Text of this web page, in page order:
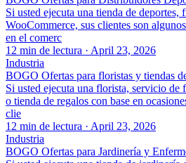
Si usted ejecuta una tienda de deportes,
WooCommerce, sus clientes son
en el comerc
12 min de lectura · April 23, 2026
Industria
BOGO Ofertas para floristas y tiendas
Si usted ejecuta una florista, servicio de
o tienda de regalos con base en
clie
12 min de lectura · April 23, 2026
Industria
BOGO Ofertas para Jardinería y